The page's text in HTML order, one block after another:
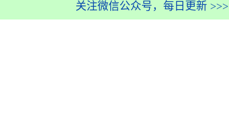
关注微信公众号，每日更新 >>>